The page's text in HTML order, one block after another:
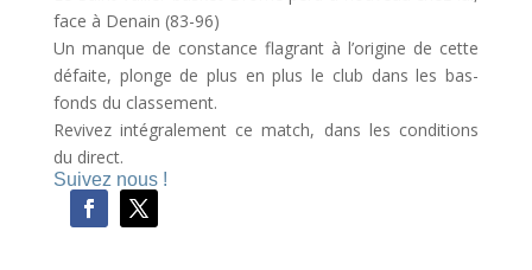
face à Denain (83-96)
Un manque de constance flagrant à l’origine de cette
défaite, plonge de plus en plus le club dans les bas-
fonds du classement.
Revivez intégralement ce match, dans les conditions
du direct.
Suivez nous !